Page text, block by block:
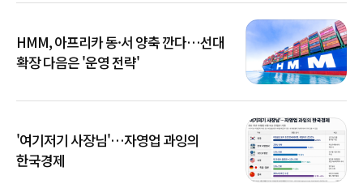
HMM, 아프리카 동·서 양축 깐다…선대
확장 다음은 '운영 전략'
'여기저기 사장님'…자영업 과잉의
한국경제